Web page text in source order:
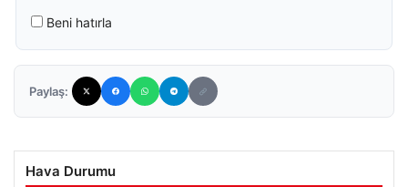
Beni hatırla
Paylaş:
Hava Durumu